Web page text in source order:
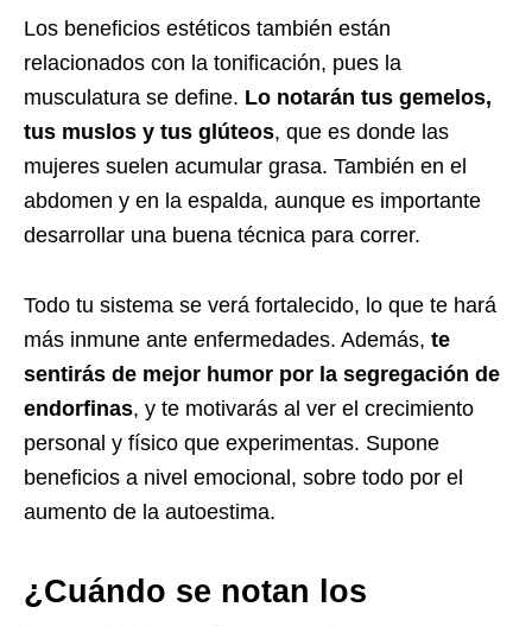
Los beneficios estéticos también están
relacionados con la tonificación, pues la
musculatura se define. Lo notarán tus gemelos,
tus muslos y tus glúteos, que es donde las
mujeres suelen acumular grasa. También en el
abdomen y en la espalda, aunque es importante
desarrollar una buena técnica para correr.
Todo tu sistema se verá fortalecido, lo que te hará
más inmune ante enfermedades. Además, te
sentirás de mejor humor por la segregación de
endorfinas, y te motivarás al ver el crecimiento
personal y físico que experimentas. Supone
beneficios a nivel emocional, sobre todo por el
aumento de la autoestima.
¿Cuándo se notan los